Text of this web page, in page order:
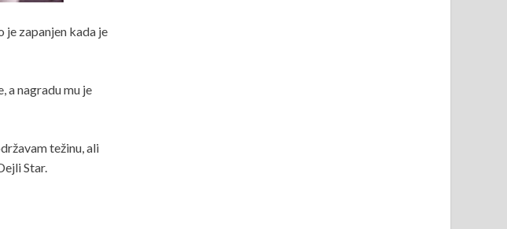
je zapanjen kada je
a nagradu mu je
težinu, ali
Star.